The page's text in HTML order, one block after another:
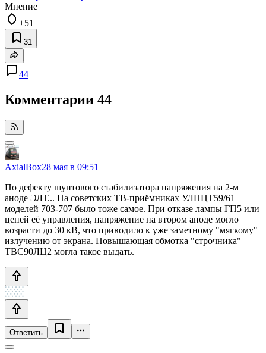
Мнение
+51
31
44
Комментарии 44
AxialBox28 мая в 09:51
По дефекту шунтового стабилизатора напряжения на 2-м
аноде ЭЛТ... На советских ТВ-приёмниках УЛПЦТ59/61
моделей 703-707 было тоже самое. При отказе лампы ГП5 или
цепей её управления, напряжение на втором аноде могло
возрасти до 30 кВ, что приводило к уже заметному "мягкому"
излучению от экрана. Повышающая обмотка "строчника"
ТВС90ЛЦ2 могла такое выдать.
Ответить